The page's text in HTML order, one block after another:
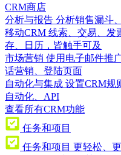
CRM商店
分析与报告 分析销售漏斗
移动CRM 线索、交易、发
存、日历，皆触手可及
市场营销 使用电子邮件推
话营销、登陆页面
自动化与集成 设置CRM规
自动化、API
查看所有CRM功能
任务和项目
任务和项目 更轻松、